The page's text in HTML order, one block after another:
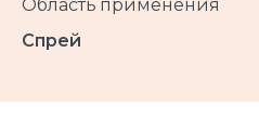
Область применения
Спрей